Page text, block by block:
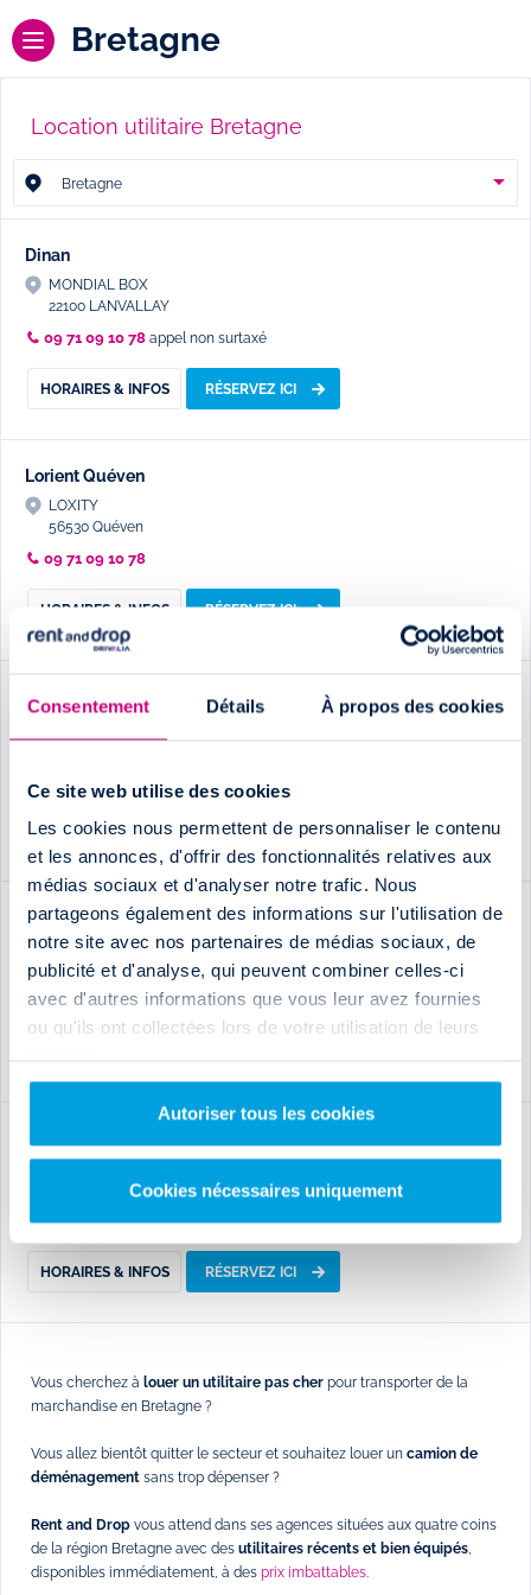
Consentement Détails À propos des cookies
Ce site web utilise des cookies
Les cookies nous permettent de personnaliser le contenu
et les annonces, d'offrir des fonctionnalités relatives aux
médias sociaux et d'analyser notre trafic. Nous
partageons également des informations sur l'utilisation de
notre site avec nos partenaires de médias sociaux, de
publicité et d'analyse, qui peuvent combiner celles-ci
avec d'autres informations que vous leur avez fournies
ou qu'ils ont collectées lors de votre utilisation de leurs
Autoriser tous les cookies
Cookies nécessaires uniquement
Bretagne
Location utilitaire Bretagne
Bretagne
Dinan
MONDIAL BOX
22100 LANVALLAY
09 71 09 10 78 appel non surtaxé
HORAIRES & INFOS RÉSERVEZ ICI
Lorient Quéven
LOXITY
56530 Quéven
09 71 09 10 78
HORAIRES & INFOS RÉSERVEZ ICI
Rennes Nord
HORAIRES & INFOS RÉSERVEZ ICI
Rennes Ouest
LOXITY
35000 RENNES
09 71 09 10 78 (appel non surtaxé)
09 71 09 10 78(numéro non surtaxé)
HORAIRES & INFOS RÉSERVEZ ICI
Vous cherchez à louer un utilitaire pas cher pour transporter de la
marchandise en Bretagne ?
Vous allez bientôt quitter le secteur et souhaitez louer un camion de
déménagement sans trop dépenser ?
Rent and Drop vous attend dans ses agences situées aux quatre coins
de la région Bretagne avec des utilitaires récents et bien équipés,
disponibles immédiatement, à des prix imbattables.